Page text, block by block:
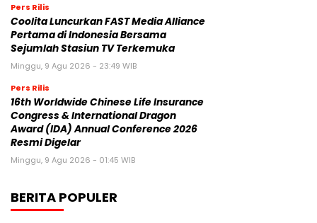
Pers Rilis
Coolita Luncurkan FAST Media Alliance
Pertama di Indonesia Bersama
Sejumlah Stasiun TV Terkemuka
Minggu, 9 Agu 2026 - 23:49 WIB
Pers Rilis
16th Worldwide Chinese Life Insurance
Congress & International Dragon
Award (IDA) Annual Conference 2026
Resmi Digelar
Minggu, 9 Agu 2026 - 01:45 WIB
BERITA POPULER